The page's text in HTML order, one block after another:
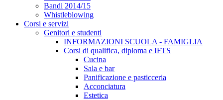
Bandi 2014/15
Whistleblowing
Corsi e servizi
Genitori e studenti
INFORMAZIONI SCUOLA - FAMIGLIA
Corsi di qualifica, diploma e IFTS
Cucina
Sala e bar
Panificazione e pasticceria
Acconciatura
Estetica